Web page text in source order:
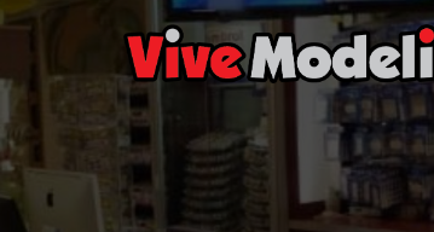
Saltar
contenido